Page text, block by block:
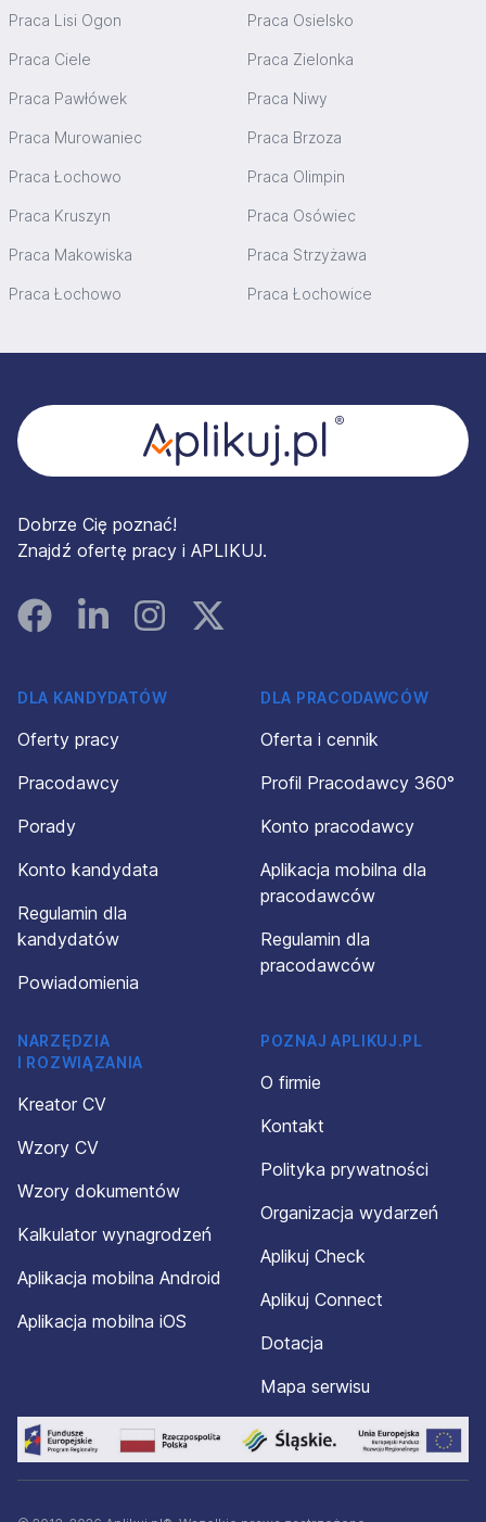
Praca Lisi Ogon Praca Osielsko
Praca Ciele Praca Zielonka
Praca Pawłówek Praca Niwy
Praca Murowaniec Praca Brzoza
Praca Łochowo Praca Olimpin
Praca Kruszyn Praca Osówiec
Praca Makowiska Praca Strzyżawa
Praca Łochowo Praca Łochowice
Dobrze Cię poznać!
Znajdź ofertę pracy i APLIKUJ.
FacebookLinked InInstagramInstagram
DLA KANDYDATÓW
Oferty pracy
Pracodawcy
Porady
Konto kandydata
Regulamin dla
kandydatów
Powiadomienia
DLA PRACODAWCÓW
Oferta i cennik
Profil Pracodawcy 360°
Konto pracodawcy
Aplikacja mobilna dla
pracodawców
Regulamin dla
pracodawców
NARZĘDZIA
I ROZWIĄZANIA
Kreator CV
Wzory CV
Wzory dokumentów
Kalkulator wynagrodzeń
Aplikacja mobilna Android
Aplikacja mobilna iOS
POZNAJ APLIKUJ.PL
O firmie
Kontakt
Polityka prywatności
Organizacja wydarzeń
Aplikuj Check
Aplikuj Connect
Dotacja
Mapa serwisu